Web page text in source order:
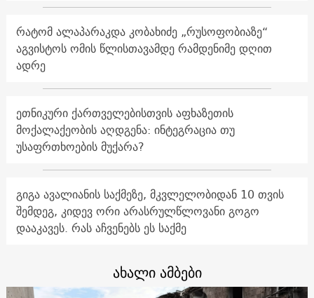
რატომ ალაპარაკდა კობახიძე „რუსოფობიაზე“
აგვისტოს ომის წლისთავამდე რამდენიმე დღით
ადრე
ეთნიკური ქართველებისთვის აფხაზეთის
მოქალაქეობის აღდგენა: ინტეგრაცია თუ
უსაფრთხოების მუქარა?
გიგა ავალიანის საქმეზე, მკვლელობიდან 10 თვის
შემდეგ, კიდევ ორი არასრულწლოვანი გოგო
დააკავეს. რას აჩვენებს ეს საქმე
ახალი ამბები